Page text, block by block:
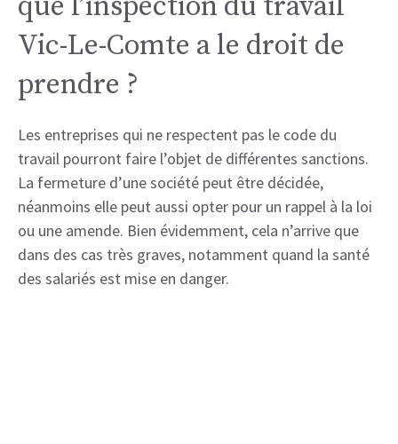
Vic-Le-Comte a le droit de
prendre ?
Les entreprises qui ne respectent pas le code du
travail pourront faire l’objet de différentes sanctions.
La fermeture d’une société peut être décidée,
néanmoins elle peut aussi opter pour un rappel à la loi
ou une amende. Bien évidemment, cela n’arrive que
dans des cas très graves, notamment quand la santé
des salariés est mise en danger.